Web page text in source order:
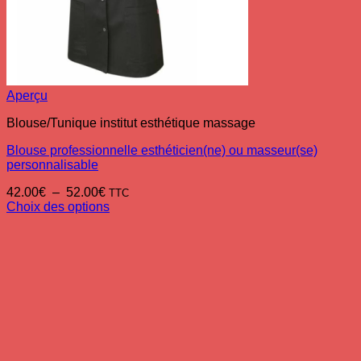
Aperçu
Blouse/Tunique institut esthétique massage
Blouse professionnelle esthéticien(ne) ou masseur(se)
personnalisable
42.00€ – 52.00€Plage
de
TTC
Choix des options